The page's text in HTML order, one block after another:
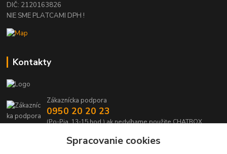
DIČ: 2120163826
NIE SME PLATCAMI DPH !
Kontakty
Zákaznícka podpora
0950 20 20 23
(Po-Pia, 13-15 hod.) ak nedvíhame použite CHATBOX
info@kabelmanie.skSpracovanie cookies